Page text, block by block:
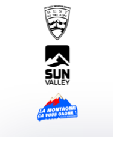
Service groupes et
Téléchargements
Tourisme et handicap